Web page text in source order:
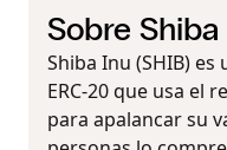
Sobre Shiba
Shiba Inu (SHIB)
ERC-20 que usa el
para apalancar su